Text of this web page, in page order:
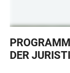
Studierende
sitzen
DER